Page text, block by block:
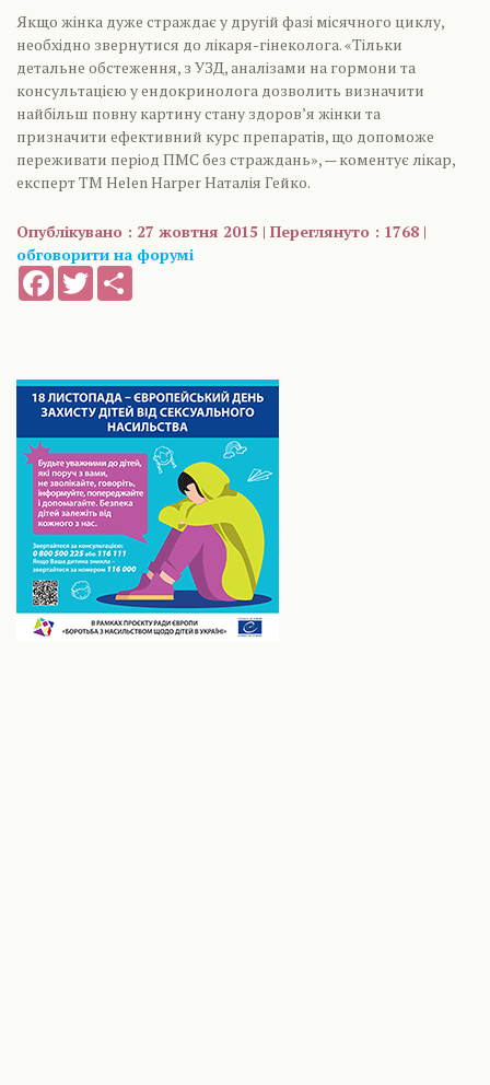
Якщо жінка дуже страждає у другій фазі місячного циклу,
необхідно звернутися до лікаря-гінеколога. «Тільки
детальне обстеження, з УЗД, аналізами на гормони та
консультацією у ендокринолога дозволить визначити
найбільш повну картину стану здоров’я жінки та
призначити ефективний курс препаратів, що допоможе
переживати період ПМС без страждань», — коментує лікар,
експерт ТМ Helen Harper Наталія Гейко.
Опублікувано : 27 жовтня 2015 | Переглянуто : 1768 |
обговорити на форумі
FacebookTwitter